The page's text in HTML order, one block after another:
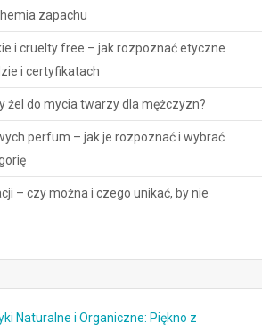
zapachu
i cruelty free – jak rozpoznać etyczne
i certyfikatach
żel do mycia twarzy dla mężczyzn?
perfum – jak je rozpoznać i wybrać
– czy można i czego unikać, by nie
Naturalne i Organiczne: Piękno z